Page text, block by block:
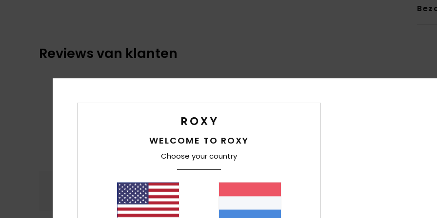
Reviews van klanten
4.4
Comfort
4.7
Prijs-kwaliteitverhouding
WELCOME TO ROXY
Choose your country